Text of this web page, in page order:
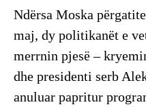
Ndërsa Moska
maj, dy politikanët e
merrnin pjesë –
dhe presidenti serb
anuluar papritur